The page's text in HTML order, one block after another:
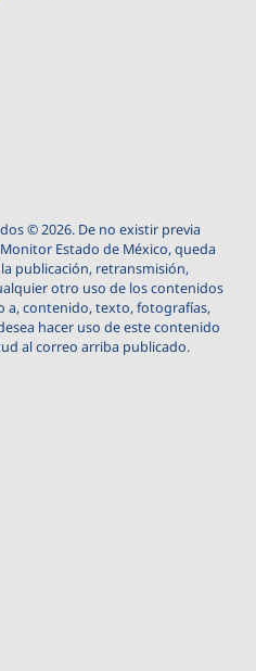
© 2026. De no existir previa
Estado de México, queda
publicación, retransmisión,
otro uso de los contenidos
a, contenido, texto, fotografías,
hacer uso de este contenido
al correo arriba publicado.